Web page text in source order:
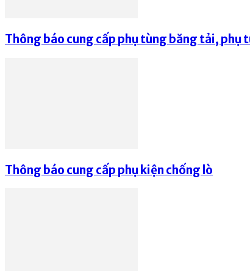
Thông báo cung cấp phụ tùng băng tải,
Thông báo cung cấp phụ kiện chống lò